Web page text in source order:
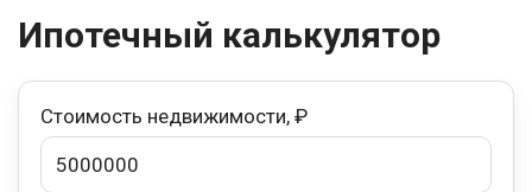
Ипотечный калькулятор
Стоимость недвижимости, ₽